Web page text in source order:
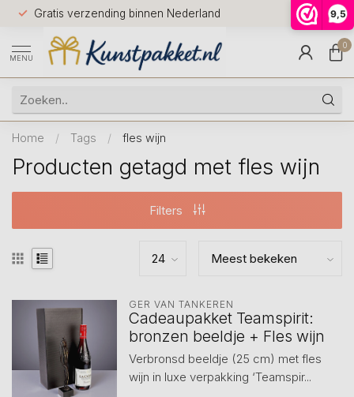
9,5
Gratis verzending binnen Nederland
Voor
huis
9.5
MENU
0
Home / Tags / fles wijn
Producten getagd met fles wijn
Filters
GER VAN TANKEREN
Cadeaupakket Teamspirit:
bronzen beeldje + Fles wijn
Verbronsd beeldje (25 cm) met fles
wijn in luxe verpakking ‘Teamspir...